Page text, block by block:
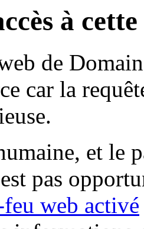
à
de
car la
et le
pas
feu web activé